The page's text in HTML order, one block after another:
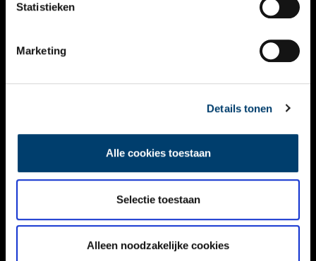
Statistieken
Marketing
Details tonen
Alle cookies toestaan
Selectie toestaan
Alleen noodzakelijke cookies
NIEUWSBRIEF
DISCLAIMER
TOEGANKELIJKHEID
Volg ONH op social media